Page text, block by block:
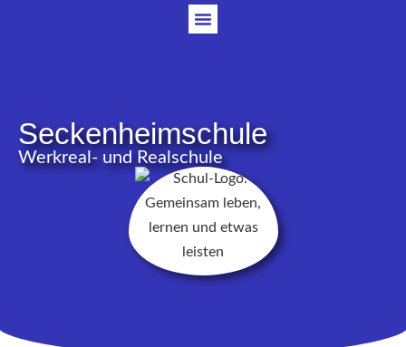
Seckenheimschule
Werkreal- und Realschule